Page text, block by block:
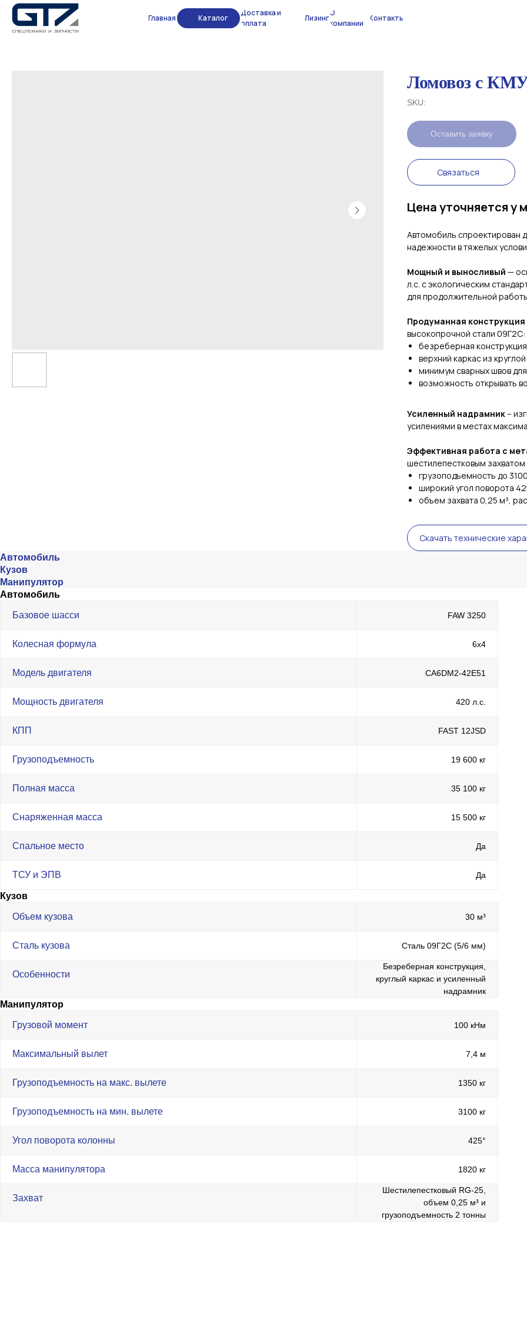
Главная Каталог
Доставка и
оплата
Лизинг
О
компании
Контакты
Ломовоз с КМУ
SKU:
Оставить заявку
Связаться
Цена уточняется у
Автомобиль спроектирован
надежности в тяжелых
Мощный и выносливый —
л.с. с экологическим
для продолжительной
Продуманная конструкция
высокопрочной стали 09Г2С:
безреберная
верхний каркас из
минимум сварных швов
возможность открывать
Усиленный надрамник–
усилениями в местах
Эффективная работа с
шестилепестковым захватом
грузоподъемность до
широкий угол поворота
объем захвата 0,25 м³,
Скачать технические
Автомобиль
Кузов
Манипулятор
Автомобиль
Базовое шасси FAW 3250
Колесная формула 6x4
Модель двигателя CA6DM2-42E51
Мощность двигателя 420 л.с.
КПП FAST 12JSD
Грузоподъемность 19 600 кг
Полная масса 35 100 кг
Снаряженная масса 15 500 кг
Спальное место Да
ТСУ и ЭПВ Да
Кузов
Объем кузова 30 м³
Сталь кузова Сталь 09Г2С (5/6 мм)
Особенности
Безреберная конструкция,
круглый каркас и усиленный
надрамник
Манипулятор
Грузовой момент 100 кНм
Максимальный вылет 7,4 м
Грузоподъемность на макс. вылете 1350 кг
Грузоподъемность на мин. вылете 3100 кг
Угол поворота колонны 425°
Масса манипулятора 1820 кг
Захват
Шестилепестковый RG-25,
объем 0,25 м³ и
грузоподъемность 2 тонны
Ломозаготовительная отрасль
Коммунальная и дорожная техника
Дорожно-строительная отрасль
Каталог